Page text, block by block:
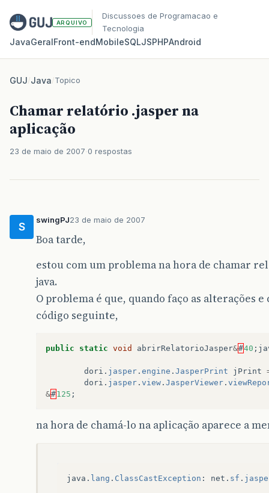
ARQUIVO
Discussoes de Programacao e
Tecnologia
JavaGeralFront‑endMobileSQLJSPHPAndroid
GUJ/Java/Topico
Chamar relatório .jasper na
aplicação
23 de maio de 2007 0 respostas
S
swingPJ23 de maio de 2007
Boa tarde,
estou com um problema na hora de chamar
java.
O problema é que, quando faço as alterações
código seguinte,
public static void abrirRelatorioJasper&#40 ;
dori . jasper . engine . JasperPrint jPrint
dori . jasper . view . JasperViewer .
&#125 ;
na hora de chamá-lo na aplicação aparece a
java . lang . ClassCastException : net . sf .